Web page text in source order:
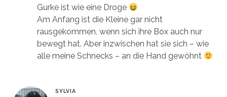
Gurke ist wie eine Droge
Am Anfang ist die Kleine gar nicht
rausgekommen, wenn sich ihre Box auch nur
bewegt hat. Aber inzwischen hat sie sich – wie
alle meine Schnecks – an die Hand gewöhnt
SYLVIA